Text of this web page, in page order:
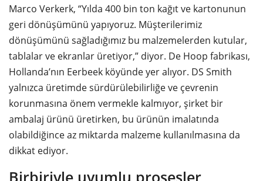
Marco Verkerk, “Yılda 400 bin ton kağıt ve kartonunun
geri dönüşümünü yapıyoruz. Müşterilerimiz
dönüşümünü sağladığımız bu malzemelerden kutular,
tablalar ve ekranlar üretiyor,” diyor. De Hoop fabrikası,
Hollanda’nın Eerbeek köyünde yer alıyor. DS Smith
yalnızca üretimde sürdürülebilirliğe ve çevrenin
korunmasına önem vermekle kalmıyor, şirket bir
ambalaj ürünü üretirken, bu ürünün imalatında
olabildiğince az miktarda malzeme kullanılmasına da
dikkat ediyor.